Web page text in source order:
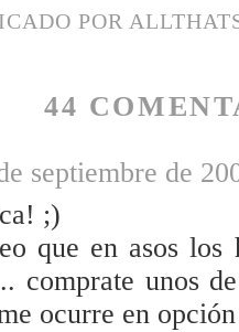
POR
44
septiembre de
;)
que en asos
comprate unos
ocurre en